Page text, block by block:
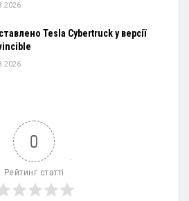
Tesla Cybertruck у версії
0
Рейтинг статті